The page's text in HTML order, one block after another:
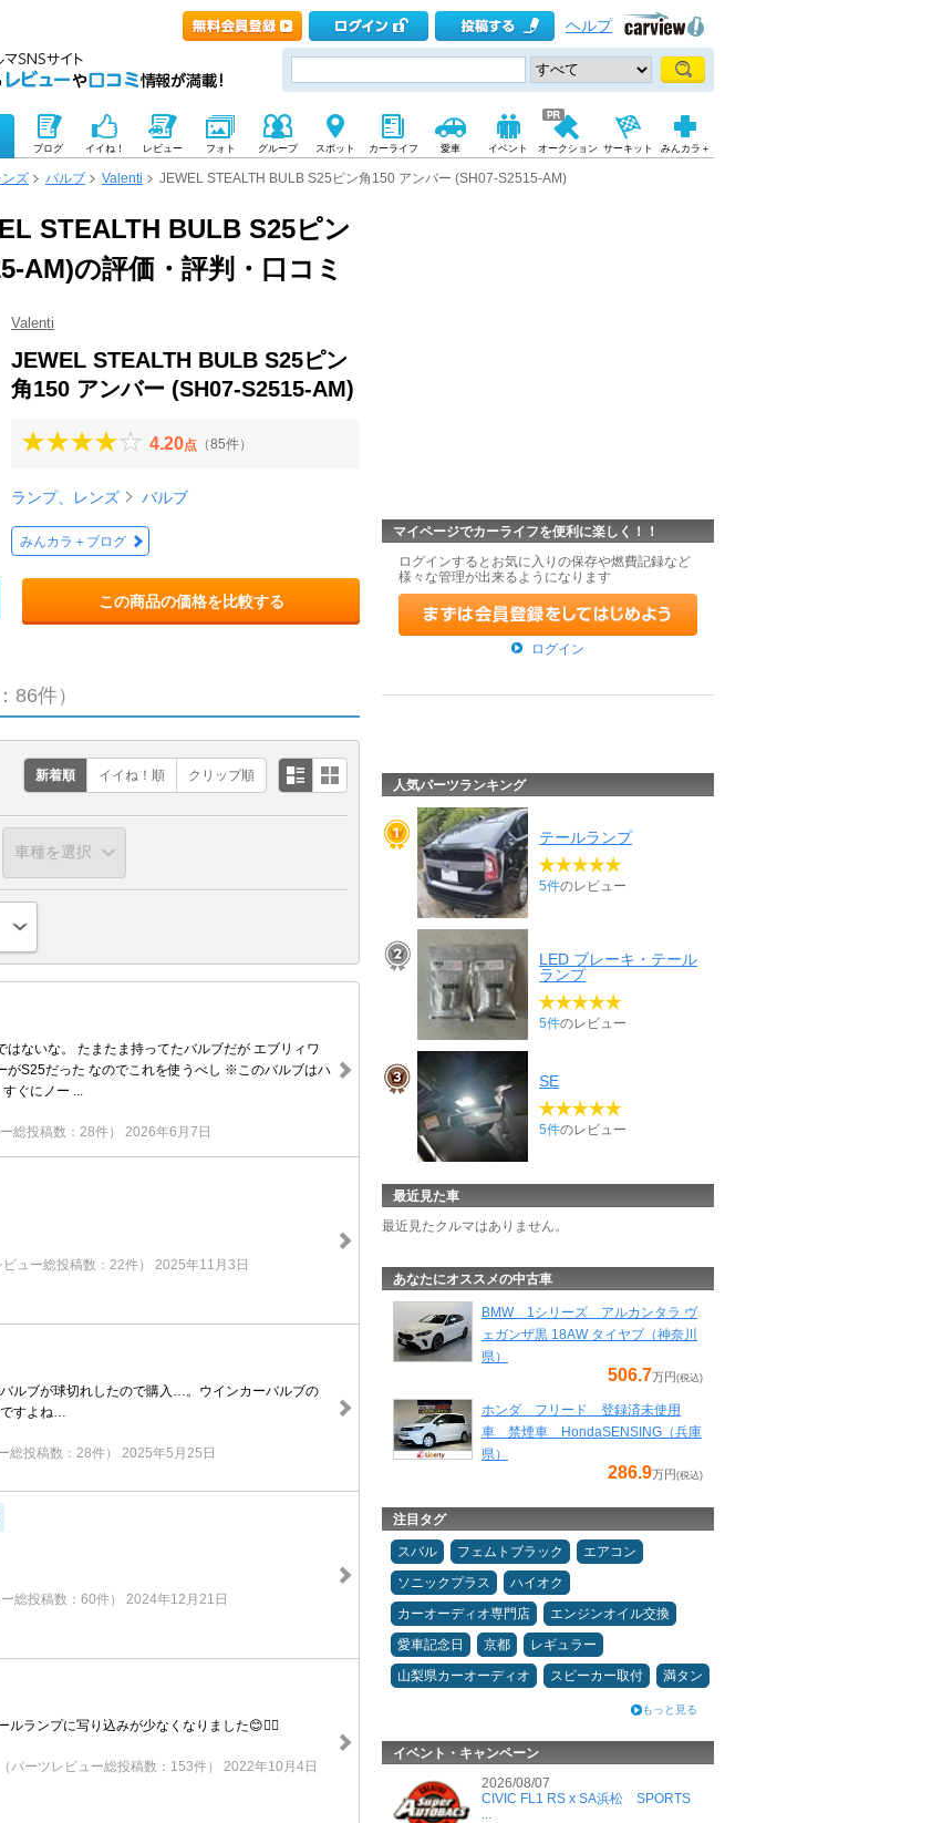
ヘルプ
ブログ イイね！ レビュー フォト グループ スポット カーライフ 愛車 イベント オークション サーキット みんカラ＋
ズ バルブ Valenti JEWEL STEALTH BULB S25ピン角150 アンバー (SH07-S2515-AM)
STEALTH BULB S25ピン
AM)の評価・評判・口コミ
Valenti
JEWEL STEALTH BULB S25ピン
角150 アンバー (SH07-S2515-AM)
4.20点 （85件）
ランプ、レンズ バルブ
みんカラ＋ブログ
この商品の価格を比較する
86件）
新着順 イイね！順 クリップ順
はないな。 たまたま持ってたバルブだが エブリィワ
がS25だった なのでこれを使うべし ※このバルブはハ
ぐにノー ...
総投稿数：28件） 2026年6月7日
ビュー総投稿数：22件） 2025年11月3日
ルブが球切れしたので購入…。ウインカーバルブの
ですよね…
総投稿数：28件） 2025年5月25日
総投稿数：60件） 2024年12月21日
ルランプに写り込みが少なくなりました😊👌🏻
（パーツレビュー総投稿数：153件） 2022年10月4日
マイページでカーライフを便利に楽しく！！
ログインするとお気に入りの保存や燃費記録など
様々な管理が出来るようになります
ログイン
人気パーツランキング
テールランプ
5件のレビュー
LED ブレーキ・テール
ランプ
5件のレビュー
SE
5件のレビュー
最近見た車
最近見たクルマはありません。
あなたにオススメの中古車
BMW 1シリーズ アルカンタラ ヴ
ェガンザ黒 18AW タイヤプ（神奈川
県）
506.7万円(税込)
ホンダ フリード 登録済未使用
車 禁煙車 HondaSENSING（兵庫
県）
286.9万円(税込)
注目タグ
スバル フェムトブラック
エアコン
ソニックプラス
ハイオク
カーオーディオ専門店
エンジンオイル交換
愛車記念日
京都
レギュラー
山梨県カーオーディオ
スピーカー取付 満タン
もっと見る
イベント・キャンペーン
2026/08/07
CIVIC FL1 RS x SA浜松 SPORTS
...